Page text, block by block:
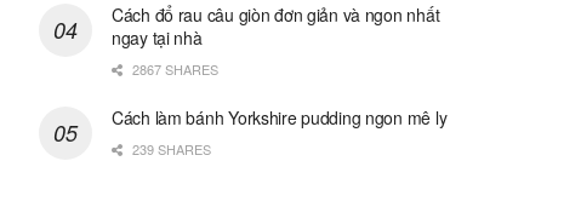
Cách đổ rau câu giòn đơn giản và ngon nhất
ngay tại nhà
2867 SHARES
Cách làm bánh Yorkshire pudding ngon mê ly
239 SHARES